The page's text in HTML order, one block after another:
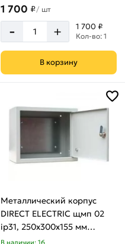
1 700 ₽/ шт
- + 1 700 ₽
Кол-во: 1
В корзину
Металлический корпус
DIRECT ELECTRIC щмп 02
ip31, 250x300x155 мм
DE16202006